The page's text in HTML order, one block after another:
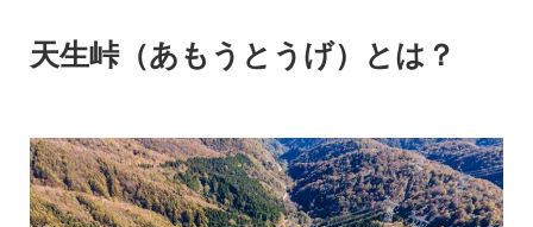
天生峠（あもうとうげ）とは？